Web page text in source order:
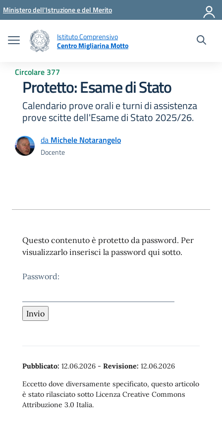
Vai ai contenuti
Vai al menu di navigazione
Vai al footer
Ministero dell'Istruzione e del Merito
Istituto Comprensivo
Centro Migliarina Motto
Circolare 377
Protetto: Esame di Stato
Calendario prove orali e turni di assistenza
prove scitte dell'Esame di Stato 2025/26.
da Michele Notarangelo
Docente
Questo contenuto è protetto da password. Per
visualizzarlo inserisci la password qui sotto.
Password:
Pubblicato: 12.06.2026 - Revisione: 12.06.2026
Eccetto dove diversamente specificato, questo articolo
è stato rilasciato sotto Licenza Creative Commons
Attribuzione 3.0 Italia.